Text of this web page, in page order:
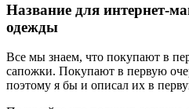
Название для интернет-
одежды
Все мы знаем, что покупают в
сапожки. Покупают в первую
поэтому я бы и описал их в